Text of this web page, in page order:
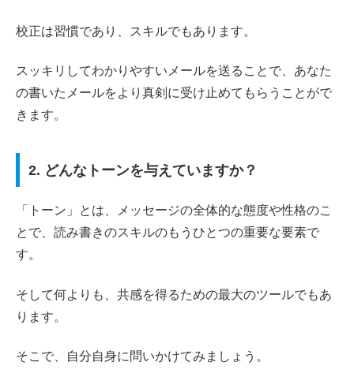
校正は習慣であり、スキルでもあります。
スッキリしてわかりやすいメールを送ることで、あなた
の書いたメールをより真剣に受け止めてもらうことがで
きます。
2. どんなトーンを与えていますか？
「トーン」とは、メッセージの全体的な態度や性格のこ
とで、読み書きのスキルのもうひとつの重要な要素で
す。
そして何よりも、共感を得るための最大のツールでもあ
ります。
そこで、自分自身に問いかけてみましょう。